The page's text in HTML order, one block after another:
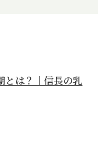
とは？｜信長の乳